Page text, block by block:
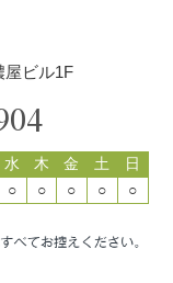
屋ビル1F
水 木 金 土
日
○ ○ ○ ○ ○